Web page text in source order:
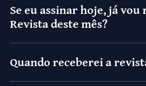
Se eu assinar hoje, já vou
Revista deste mês?
Quando receberei a